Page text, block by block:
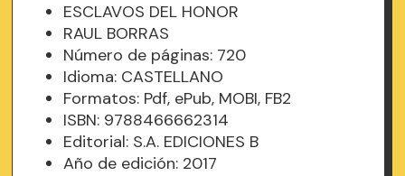
ESCLAVOS DEL HONOR
RAUL BORRAS
Número de páginas: 720
Idioma: CASTELLANO
Formatos: Pdf, ePub, MOBI, FB2
ISBN: 9788466662314
Editorial: S.A. EDICIONES B
Año de edición: 2017